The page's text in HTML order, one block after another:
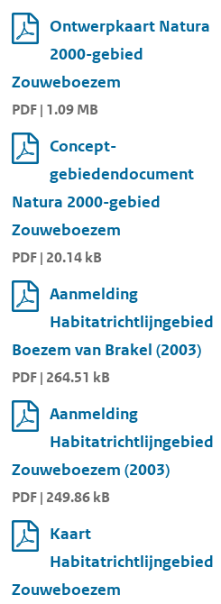
Ontwerpkaart Natura
2000-gebied
Zouweboezem
PDF | 1.09 MB
Concept-
gebiedendocument
Natura 2000-gebied
Zouweboezem
PDF | 20.14 kB
Aanmelding
Habitatrichtlijngebied
Boezem van Brakel (2003)
PDF | 264.51 kB
Aanmelding
Habitatrichtlijngebied
Zouweboezem (2003)
PDF | 249.86 kB
Kaart
Habitatrichtlijngebied
Zouweboezem